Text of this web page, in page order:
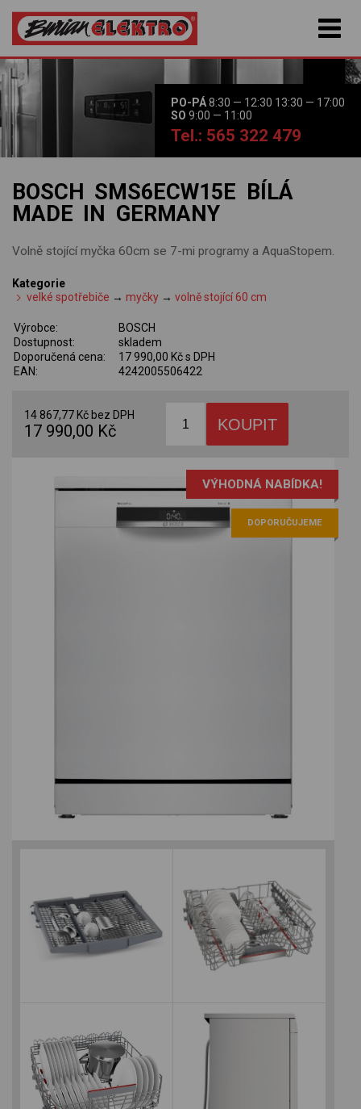
PO-PÁ8:30 — 12:30 13:30 — 17:00
SO 9:00 — 11:00
Tel.: 565 322 479
BOSCH SMS6ECW15E BÍLÁ
MADE IN GERMANY
Volně stojící myčka 60cm se 7-mi programy a AquaStopem.
Kategorie
velké spotřebiče →myčky →volně stojící 60 cm
Výrobce:
BOSCH
Dostupnost:
skladem
Doporučená cena:
17 990,00 Kč s DPH
EAN:
4242005506422
14 867,77 Kč bez DPH
17 990,00 Kč
VÝHODNÁ NABÍDKA!
DOPORUČUJEME